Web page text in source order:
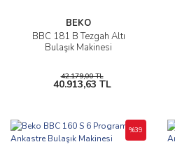
BEKO
BBC 181 B Tezgah Altı
Bulaşık Makinesi
42.179,00 TL
40.913,63 TL
%39